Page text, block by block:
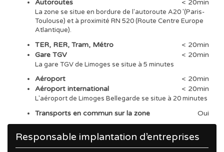
Autoroutes < 20min
La zone se situe en bordure de l'autoroute A20 '(Paris-
Toulouse) et à proximité RN 520 (Route Centre Europe
Atlantique).
TER, RER, Tram, Métro
< 20min
Gare TGV
< 20min
La gare TGV de Limoges se situe à 5 minutes
Aéroport
< 20min
Aéroport international
< 20min
L'aéroport de Limoges Bellegarde se situe à 20 minutes
Transports en commun sur la zone Oui
Responsable implantation d’entreprises